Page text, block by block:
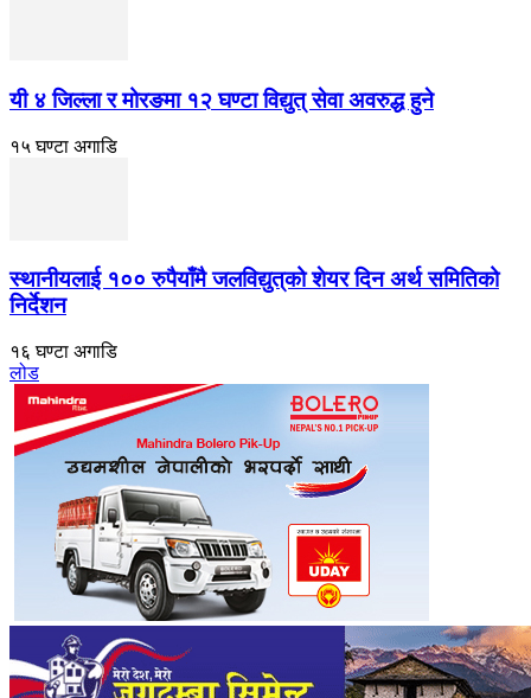
यी ४ जिल्ला र मोरङमा १२ घण्टा विद्युत् सेवा अवरुद्ध हुने
१५ घण्टा अगाडि
स्थानीयलाई १०० रुपैयाँमै जलविद्युत्‌को शेयर दिन अर्थ समितिको
निर्देशन
१६ घण्टा अगाडि
लोड